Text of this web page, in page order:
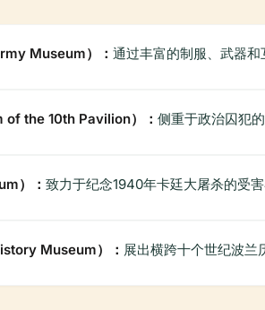
Museum）： 通过丰富的制服、武器
of the 10th Pavilion）： 侧重于政治囚犯
）： 致力于纪念1940年卡廷大屠杀的受
Museum）： 展出横跨十个世纪波兰